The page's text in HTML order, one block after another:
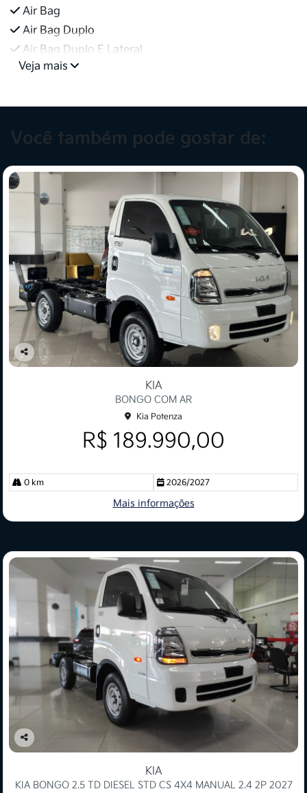
Air Bag
Air Bag Duplo
Air Bag Duplo E Lateral
Veja mais
Você também pode gostar de:
Co
KIA
BONGO COM AR
Kia Potenza
R$ 189.990,00
0 km 2026/2027
Mais informações
Co
lhe
KIA
KIA BONGO 2.5 TD DIESEL STD CS 4X4 MANUAL 2.4 2P 2027